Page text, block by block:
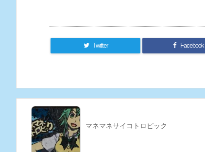
Twitter Facebook
マネマネサイコトロピック